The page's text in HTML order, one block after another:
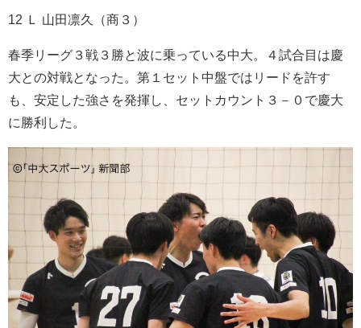
12 Ｌ 山田凛久（商３）
春季リーグ３戦３勝と波に乗っている中大。４試合目は慶
大との対戦となった。第１セット中盤ではリードを許す
も、安定した強さを発揮し、セットカウント３－０で慶大
に勝利した。